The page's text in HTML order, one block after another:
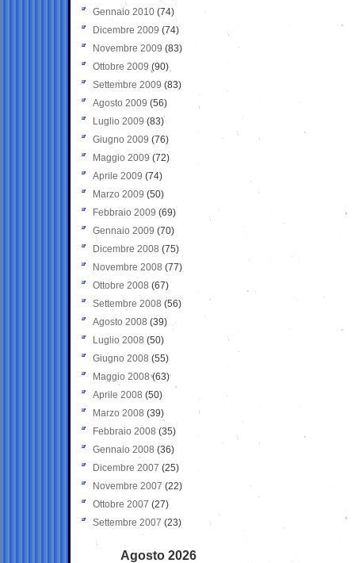
Gennaio 2010 (74)
Dicembre 2009 (74)
Novembre 2009 (83)
Ottobre 2009 (90)
Settembre 2009 (83)
Agosto 2009 (56)
Luglio 2009 (83)
Giugno 2009 (76)
Maggio 2009 (72)
Aprile 2009 (74)
Marzo 2009 (50)
Febbraio 2009 (69)
Gennaio 2009 (70)
Dicembre 2008 (75)
Novembre 2008 (77)
Ottobre 2008 (67)
Settembre 2008 (56)
Agosto 2008 (39)
Luglio 2008 (50)
Giugno 2008 (55)
Maggio 2008(63)
Aprile 2008 (50)
Marzo 2008 (39)
Febbraio 2008 (35)
Gennaio 2008 (36)
Dicembre 2007 (25)
Novembre 2007 (22)
Ottobre 2007 (27)
Settembre 2007 (23)
Agosto 2026